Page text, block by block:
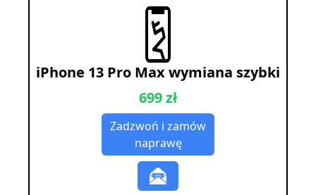
iPhone 13 Pro Max wymiana szybki
699 zł
Zadzwoń i zamów
naprawę